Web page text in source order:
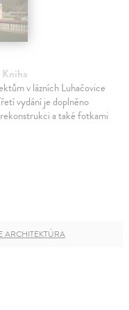
Kniha
v lázních Luhačovice
vydání je doplněno
a také fotkami
ARCHITEKTÚRA